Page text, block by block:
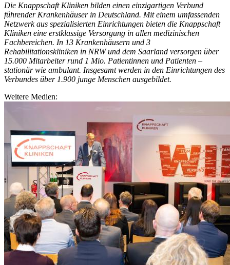
Die Knappschaft Kliniken bilden einen einzigartigen Verbund
führender Krankenhäuser in Deutschland. Mit einem umfassenden
Netzwerk aus spezialisierten Einrichtungen bieten die Knappschaft
Kliniken eine erstklassige Versorgung in allen medizinischen
Fachbereichen. In 13 Krankenhäusern und 3
Rehabilitationskliniken in NRW und dem Saarland versorgen über
15.000 Mitarbeiter rund 1 Mio. Patientinnen und Patienten –
stationär wie ambulant. Insgesamt werden in den Einrichtungen des
Verbundes über 1.900 junge Menschen ausgebildet.
Weitere Medien: